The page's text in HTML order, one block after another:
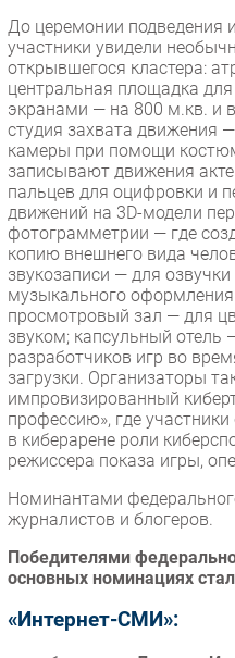
До церемонии подведения
участники увидели
открывшегося кластера:
центральная площадка
экранами — на 800 м.кв. и в
студия захвата движения
камеры при помощи
записывают движения
пальцев для оцифровки и
движений на 3D-модели
фотограмметрии — где
копию внешнего вида
звукозаписи — для
музыкального
просмотровый зал — для
звуком; капсульный
разработчиков игр во
загрузки. Организаторы
импровизированный
профессию», где
в киберарене роли
режиссера показа игры,
Номинантами
журналистов и блогеров.
Победителями
основных номинациях
«Интернет-СМИ»: